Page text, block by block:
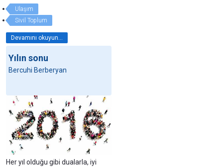
Ulaşım
Sivil Toplum
Devamını okuyun...
Yılın sonu
Bercuhi Berberyan
Her yıl olduğu gibi dualarla, iyi